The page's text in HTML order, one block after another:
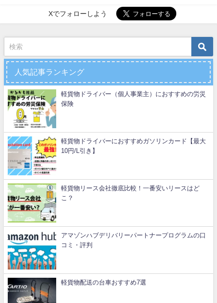
Xでフォローしよう
人気記事ランキング
軽貨物ドライバー（個人事業主）におすすめの労災
保険
軽貨物ドライバーにおすすめガソリンカード【最大
10円/L引き】
軽貨物リース会社徹底比較！一番安いリースはど
こ？
アマゾンハブデリバリーパートナープログラムの口
コミ・評判
軽貨物配送の台車おすすめ7選